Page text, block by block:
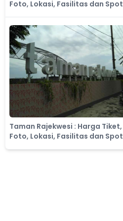
Foto, Lokasi, Fasilitas dan Spot
Taman Rajekwesi : Harga Tiket,
Foto, Lokasi, Fasilitas dan Spot